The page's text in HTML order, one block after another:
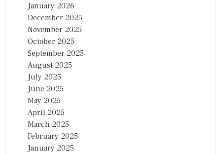
January 2026
December 2025
November 2025
October 2025
September 2025
August 2025
July 2025
June 2025
May 2025
April 2025
March 2025
February 2025
January 2025